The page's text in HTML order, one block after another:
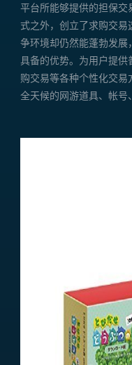
平台所能够提供的担保交
式之外，创立了求购交易
争环境却仍然能蓬勃发展
具备的优势。为用户提供
购交易等各种个性化交易
全天候的网游道具、帐号